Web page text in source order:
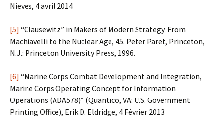
Nieves, 4 avril 2014
[5] “Clausewitz” in Makers of Modern Strategy: From
Machiavelli to the Nuclear Age, 45. Peter Paret, Princeton,
N.J.: Princeton University Press, 1996.
[6] “Marine Corps Combat Development and Integration,
Marine Corps Operating Concept for Information
Operations (ADA578)” (Quantico, VA: U.S. Government
Printing Office), Erik D. Eldridge, 4 Février 2013